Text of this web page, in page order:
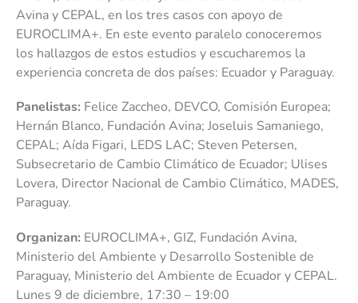
Avina y CEPAL, en los tres casos con apoyo de
EUROCLIMA+. En este evento paralelo conoceremos
los hallazgos de estos estudios y escucharemos la
experiencia concreta de dos países: Ecuador y Paraguay.
Panelistas: Felice Zaccheo, DEVCO, Comisión Europea;
Hernán Blanco, Fundación Avina; Joseluis Samaniego,
CEPAL; Aída Figari, LEDS LAC; Steven Petersen,
Subsecretario de Cambio Climático de Ecuador; Ulises
Lovera, Director Nacional de Cambio Climático, MADES,
Paraguay.
Organizan: EUROCLIMA+, GIZ, Fundación Avina,
Ministerio del Ambiente y Desarrollo Sostenible de
Paraguay, Ministerio del Ambiente de Ecuador y CEPAL.
Lunes 9 de diciembre, 17:30 – 19:00